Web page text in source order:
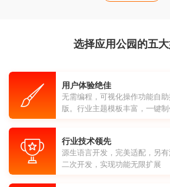
选择应用公园的五
用户体验绝佳
无需编程，可视化操作功能自
版。行业主题模板丰富，一键
行业技术领先
源生语言开发，完美适配，另
二次开发，实现功能无限扩展